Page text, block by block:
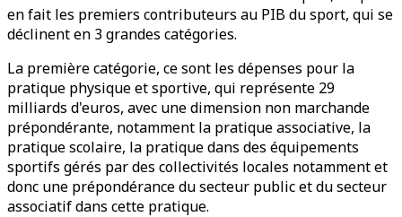
en fait les premiers contributeurs au PIB du sport, qui se
déclinent en 3 grandes catégories.
La première catégorie, ce sont les dépenses pour la
pratique physique et sportive, qui représente 29
milliards d'euros, avec une dimension non marchande
prépondérante, notamment la pratique associative, la
pratique scolaire, la pratique dans des équipements
sportifs gérés par des collectivités locales notamment et
donc une prépondérance du secteur public et du secteur
associatif dans cette pratique.